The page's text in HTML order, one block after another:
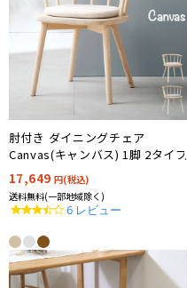
肘付き ダイニングチェア
Canvas(キャンバス) 1脚 2タイプ
対応 完成品
17,649 円(税込)
送料無料(一部地域除く)
3.7
6 レビュー